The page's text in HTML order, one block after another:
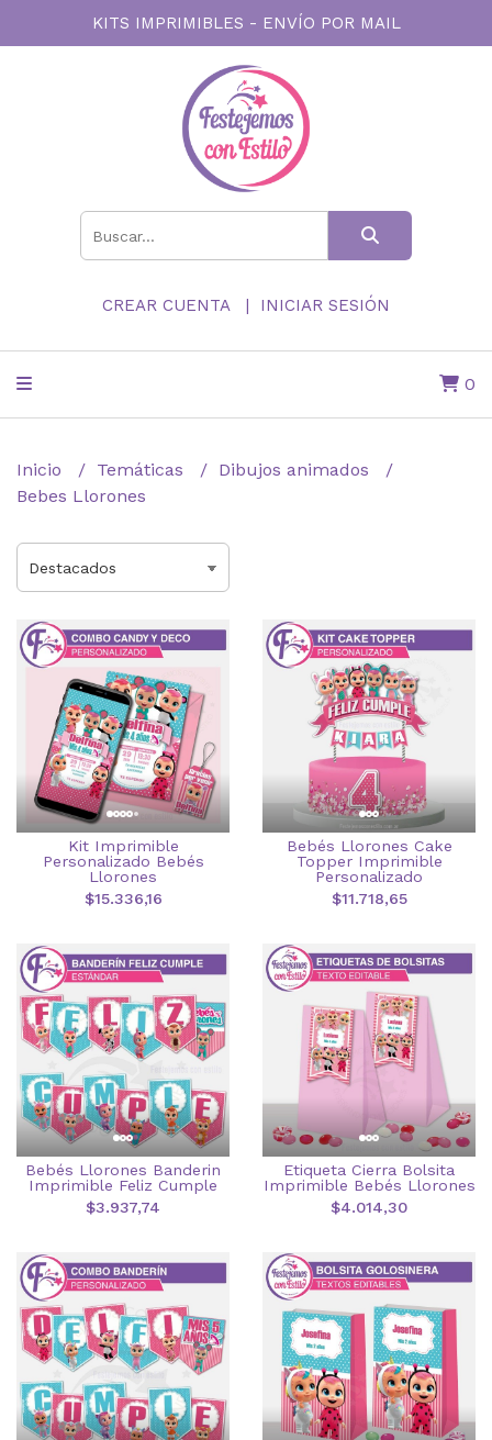
KITS IMPRIMIBLES - ENVÍO POR MAIL
CREAR CUENTA INICIAR SESIÓN
0
Inicio Temáticas
Dibujos animados
Bebes Llorones
Kit Imprimible
Personalizado Bebés
Llorones
$15.336,16
Bebés Llorones Cake
Topper Imprimible
Personalizado
$11.718,65
Bebés Llorones Banderin
Imprimible Feliz Cumple
$3.937,74
Etiqueta Cierra Bolsita
Imprimible Bebés Llorones
$4.014,30